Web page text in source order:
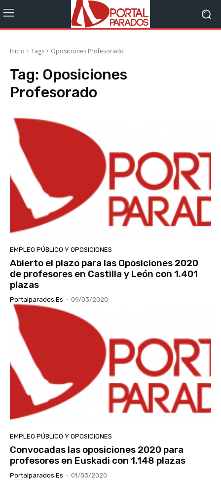
Inicio Tags Oposiciones Profesorado
Tag: Oposiciones
Profesorado
EMPLEO PÚBLICO Y OPOSICIONES
Abierto el plazo para las Oposiciones 2020
de profesores en Castilla y León con 1.401
plazas
Portalparados.es - 09/03/2020
EMPLEO PÚBLICO Y OPOSICIONES
Convocadas las oposiciones 2020 para
profesores en Euskadi con 1.148 plazas
Portalparados.es - 01/03/2020